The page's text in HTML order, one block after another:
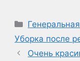
Рубрики
Уборка после
Очень